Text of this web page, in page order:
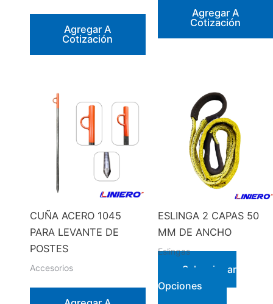
Agregar A
Cotización
Agregar A
Cotización
CUÑA ACERO 1045
PARA LEVANTE DE
POSTES
Accesorios
ESLINGA 2 CAPAS 50
MM DE ANCHO
Eslingas
Seleccionar
Opciones
Este